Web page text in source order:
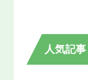
人気記事